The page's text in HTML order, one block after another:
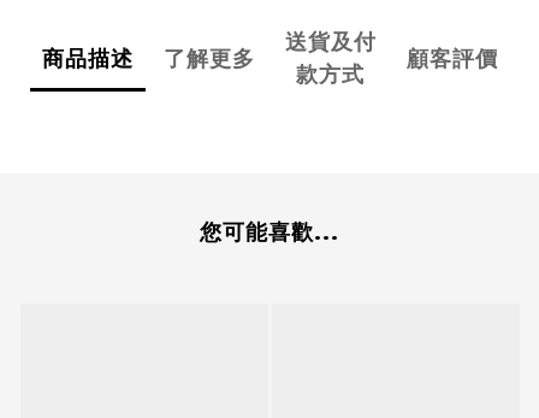
商品描述 了解更多
送貨及付
款方式
顧客評價
您可能喜歡...